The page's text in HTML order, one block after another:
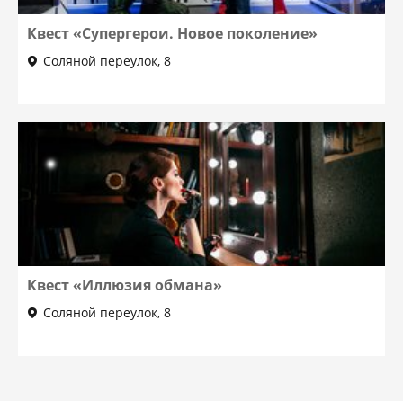
Квест «Супергерои. Новое поколение»
Соляной переулок, 8
Квест «Иллюзия обмана»
Соляной переулок, 8